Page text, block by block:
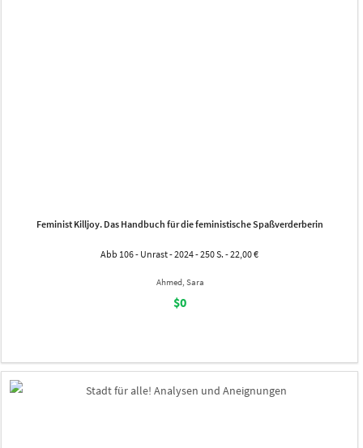
Feminist Killjoy. Das Handbuch für die feministische Spaßverderberin
Abb 106 - Unrast - 2024 - 250 S. - 22,00 €
Ahmed, Sara
$0